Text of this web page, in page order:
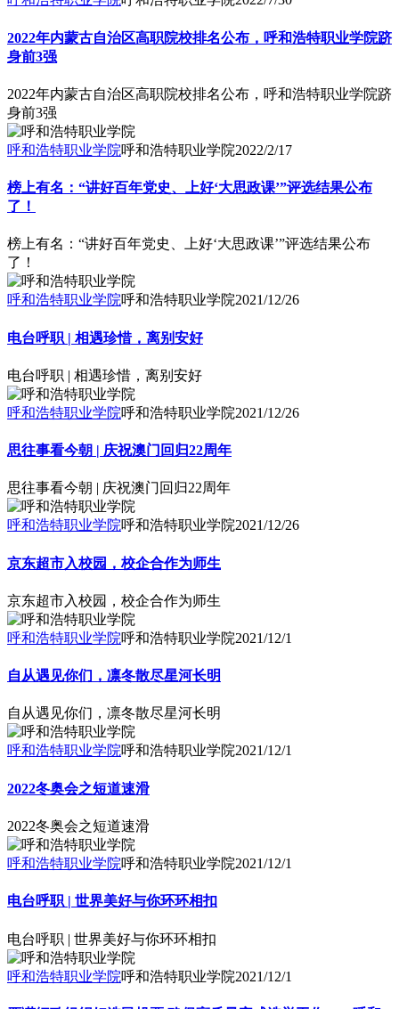
2022年内蒙古自治区高职院校排名公布，呼和浩特职业学院跻
身前3强
2022年内蒙古自治区高职院校排名公布，呼和浩特职业学院跻
身前3强
呼和浩特职业学院呼和浩特职业学院2022/2/17
榜上有名：“讲好百年党史、上好‘大思政课’”评选结果公布
了！
榜上有名：“讲好百年党史、上好‘大思政课’”评选结果公布
了！
呼和浩特职业学院呼和浩特职业学院2021/12/26
电台呼职 | 相遇珍惜，离别安好
电台呼职 | 相遇珍惜，离别安好
呼和浩特职业学院呼和浩特职业学院2021/12/26
思往事看今朝 | 庆祝澳门回归22周年
思往事看今朝 | 庆祝澳门回归22周年
呼和浩特职业学院呼和浩特职业学院2021/12/26
京东超市入校园，校企合作为师生
京东超市入校园，校企合作为师生
呼和浩特职业学院呼和浩特职业学院2021/12/1
自从遇见你们，凛冬散尽星河长明
自从遇见你们，凛冬散尽星河长明
呼和浩特职业学院呼和浩特职业学院2021/12/1
2022冬奥会之短道速滑
2022冬奥会之短道速滑
呼和浩特职业学院呼和浩特职业学院2021/12/1
电台呼职 | 世界美好与你环环相扣
电台呼职 | 世界美好与你环环相扣
呼和浩特职业学院呼和浩特职业学院2021/12/1